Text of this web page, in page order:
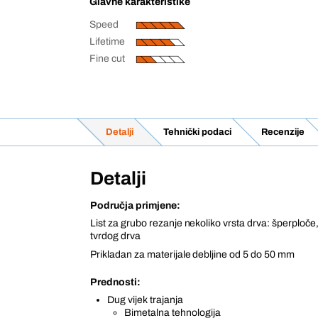
Speed
Lifetime
Fine cut
Detalji Tehnički podaci Recenzije
Detalji
Područja primjene:
List za grubo rezanje nekoliko vrsta drva:
tvrdog drva
Prikladan za materijale debljine od 5 do 50 mm
Prednosti:
Dug vijek trajanja
Bimetalna tehnologija